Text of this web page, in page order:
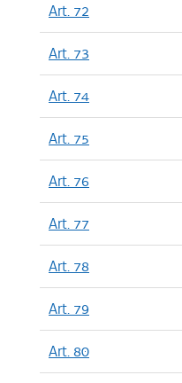
Art. 72
Art. 73
Art. 74
Art. 75
Art. 76
Art. 77
Art. 78
Art. 79
Art. 80